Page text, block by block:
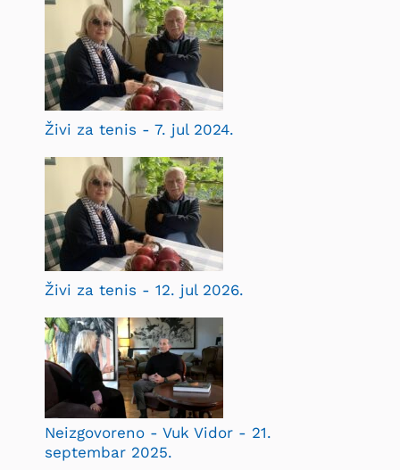
Živi za tenis - 7. jul 2024.
Živi za tenis - 12. jul 2026.
Neizgovoreno - Vuk Vidor - 21.
septembar 2025.